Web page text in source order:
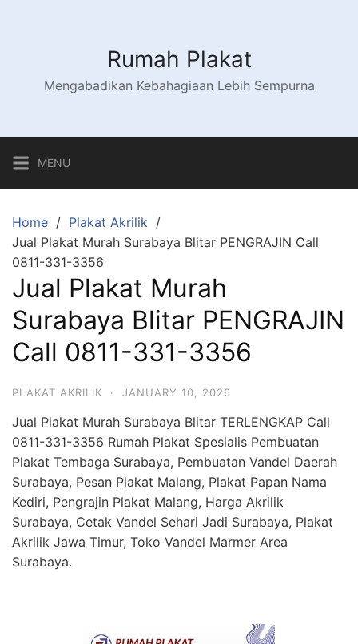
Rumah Plakat
Mengabadikan Kebahagiaan Lebih Sempurna
MENU
Home
Plakat Akrilik
Jual Plakat Murah Surabaya Blitar PENGRAJIN Call
0811-331-3356
Jual Plakat Murah
Surabaya Blitar PENGRAJIN
Call 0811-331-3356
PLAKAT AKRILIK · JANUARY 10, 2026
Jual Plakat Murah Surabaya Blitar TERLENGKAP Call
0811-331-3356 Rumah Plakat Spesialis Pembuatan
Plakat Tembaga Surabaya, Pembuatan Vandel Daerah
Surabaya, Pesan Plakat Malang, Plakat Papan Nama
Kediri, Pengrajin Plakat Malang, Harga Akrilik
Surabaya, Cetak Vandel Sehari Jadi Surabaya, Plakat
Akrilik Jawa Timur, Toko Vandel Marmer Area
Surabaya.